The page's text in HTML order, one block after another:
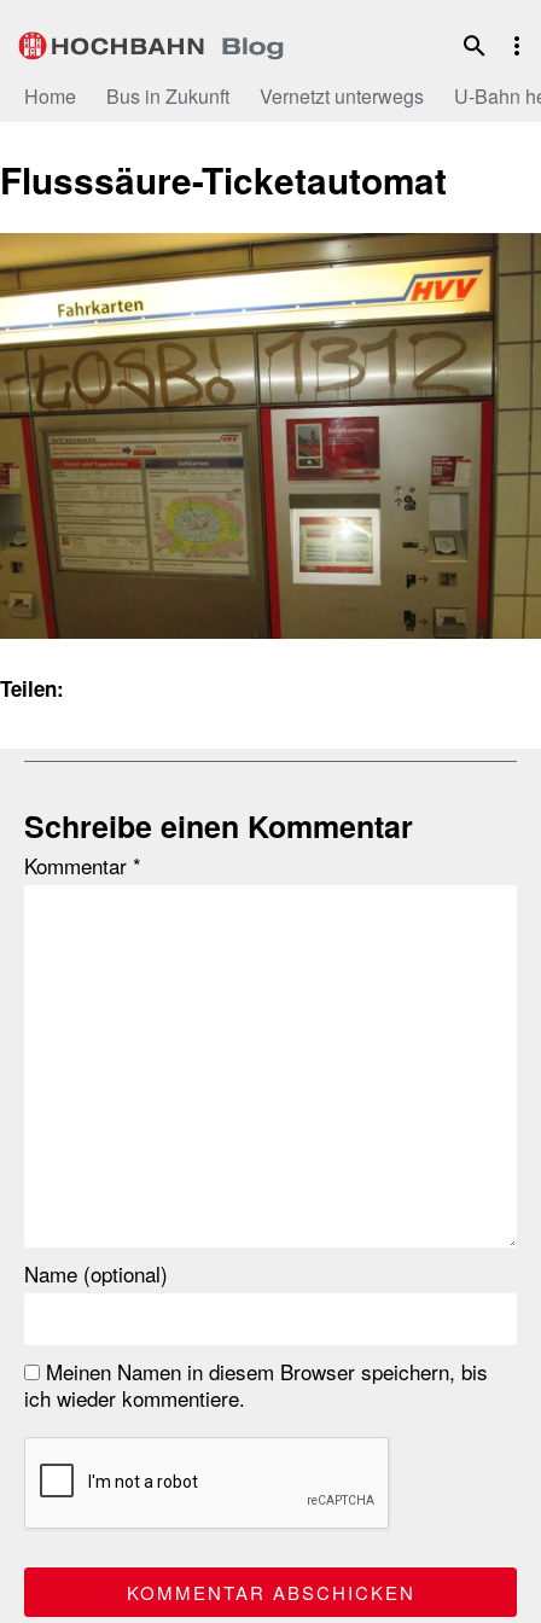
Inhalt
Home Bus in Zukunft Vernetzt unterwegs U-Bahn
Flusssäure-Ticketautomat
Teilen:
Schreibe einen Kommentar
Kommentar *
Name (optional)
Meinen Namen in diesem Browser speichern, bis
ich wieder kommentiere.